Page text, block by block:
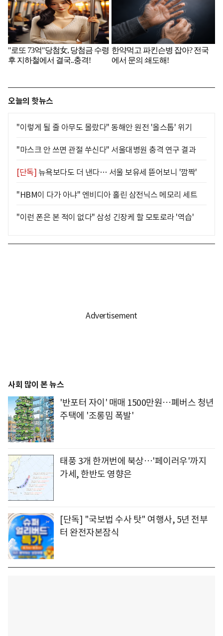
오늘의 핫뉴스
"이렇게 될 줄 아무도 몰랐다" 동해안 원전 '올스톱' 위기
"마스크 안 쓰면 관절 쑤신다" 서울대병원 충격 연구 결과
[단독] 뉴욕보다도 더 낸다… 서울 보유세 뜯어보니 '깜짝'
"HBM이 다가 아냐" 엔비디아 홀린 삼전닉스 메모리 세트
"이런 폰은 본 적이 없다" 삼성 긴장케 할 모토로라 '역습'
사회 많이 본 뉴스
'반포터 자이' 매매 1500만원…폐버스 청년
주택에 '조롱밈 폭발'
태풍 3개 한꺼번에 북상…'페이러우'까지
가세, 한반도 영향은
[단독] "국보법 수사 탓" 여행사, 5년 전부
터 완전자본잠식